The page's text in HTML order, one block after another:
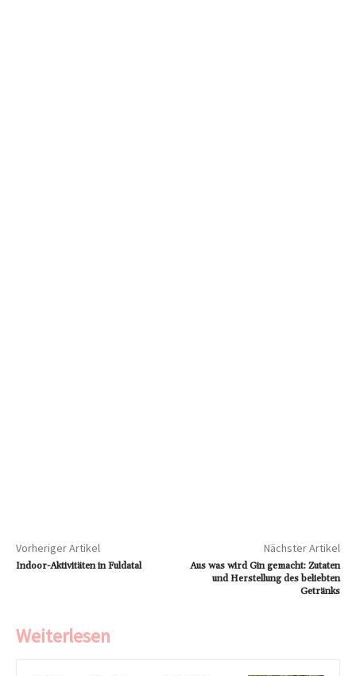
Vorheriger Artikel
Indoor-Aktivitäten in Fuldatal
Nächster Artikel
Aus was wird Gin gemacht: Zutaten
und Herstellung des beliebten
Getränks
Weiterlesen